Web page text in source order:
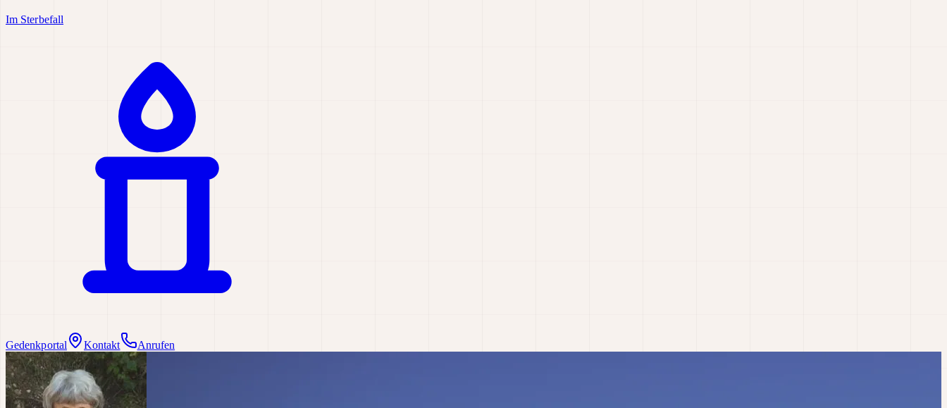
Im Sterbefall
Gedenkportal Kontakt Anrufen